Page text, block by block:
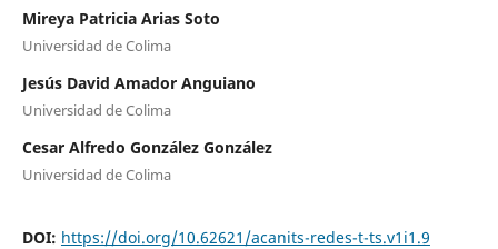
Mireya Patricia Arias Soto
Universidad de Colima
Jesús David Amador Anguiano
Universidad de Colima
Cesar Alfredo González González
Universidad de Colima
DOI: https://doi.org/10.62621/acanits-redes-t-ts.v1i1.9